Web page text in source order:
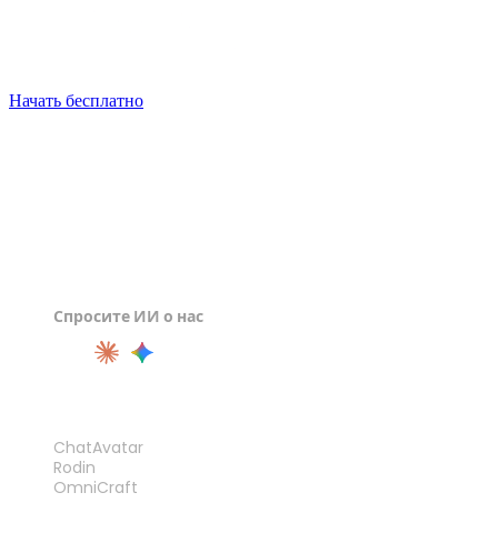
Начать бесплатно
Спросите ИИ о нас
ChatAvatar
Rodin
OmniCraft